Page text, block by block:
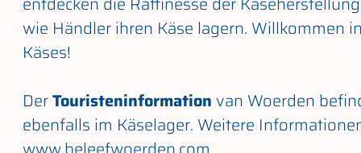
wie Händler ihren Käse lagern. Willkommen
Käses!
DerTouristeninformationvan Woerden
ebenfalls im Käselager. Weitere